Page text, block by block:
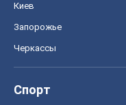
Киев
Запорожье
Черкассы
Спорт